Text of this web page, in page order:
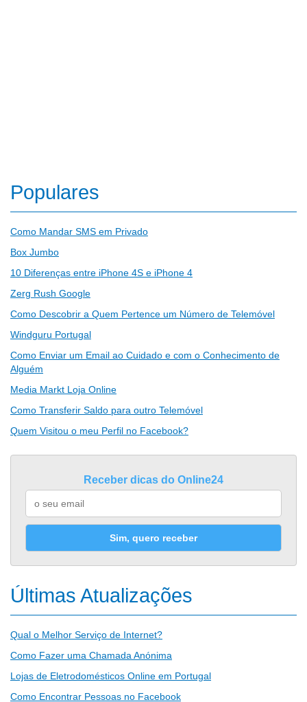
Populares
Como Mandar SMS em Privado
Box Jumbo
10 Diferenças entre iPhone 4S e iPhone 4
Zerg Rush Google
Como Descobrir a Quem Pertence um Número de Telemóvel
Windguru Portugal
Como Enviar um Email ao Cuidado e com o Conhecimento de
Alguém
Media Markt Loja Online
Como Transferir Saldo para outro Telemóvel
Quem Visitou o meu Perfil no Facebook?
Receber dicas do Online24
Sim, quero receber
Últimas Atualizações
Qual o Melhor Serviço de Internet?
Como Fazer uma Chamada Anónima
Lojas de Eletrodomésticos Online em Portugal
Como Encontrar Pessoas no Facebook